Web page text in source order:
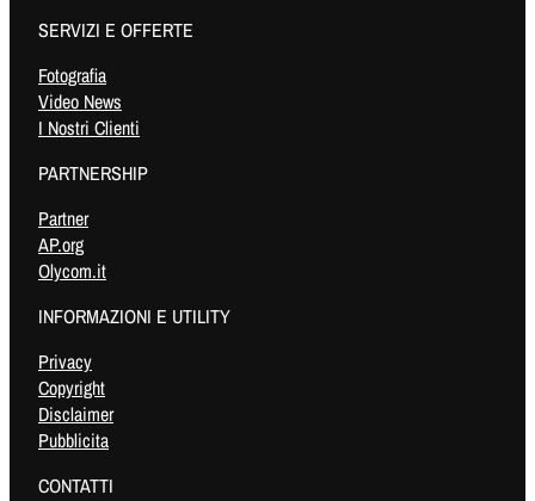
SERVIZI E OFFERTE
Fotografia
Video News
I Nostri Clienti
PARTNERSHIP
Partner
AP.org
Olycom.it
INFORMAZIONI E UTILITY
Privacy
Copyright
Disclaimer
Pubblicita
CONTATTI